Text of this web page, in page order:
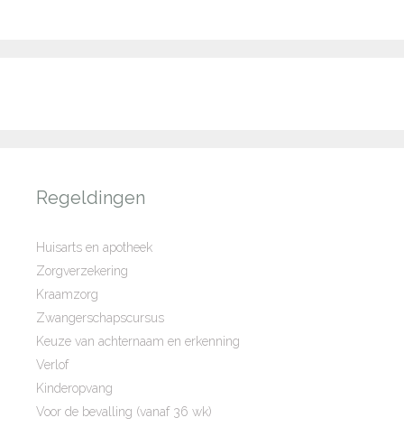
Regeldingen
Huisarts en apotheek
Zorgverzekering
Kraamzorg
Zwangerschapscursus
Keuze van achternaam en erkenning
Verlof
Kinderopvang
Voor de bevalling (vanaf 36 wk)